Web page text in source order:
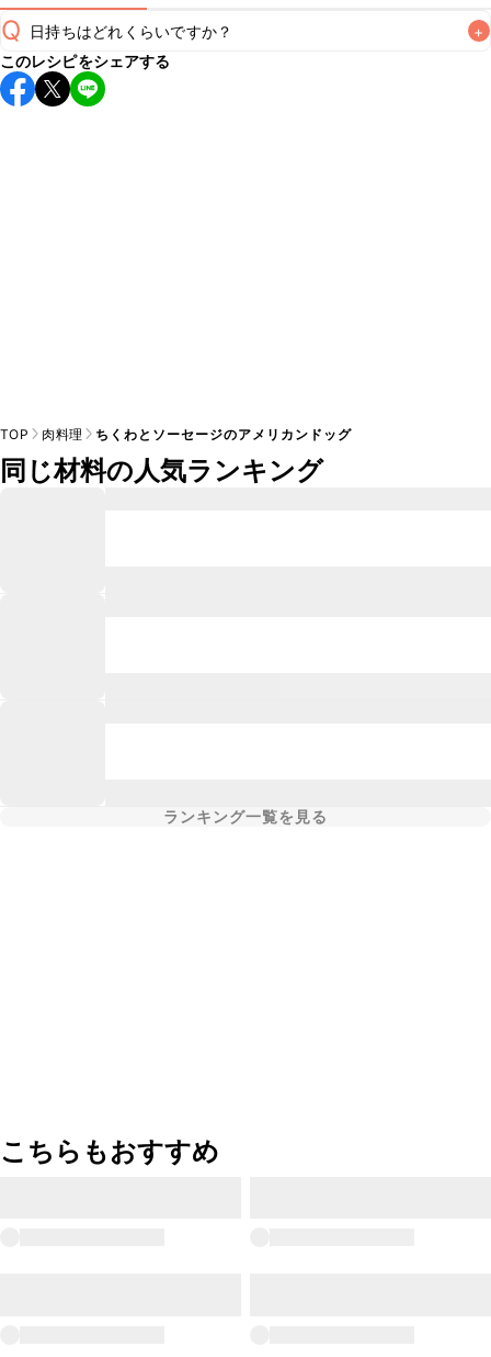
Q 日持ちはどれくらいですか？ +
保存期間は冷蔵で翌日中が目安です。なるべくお早めにお召
し上がりください。
このレシピをシェアする
TOP 肉料理 ちくわとソーセージのアメリカンドッグ
同じ材料の人気ランキング
ランキング一覧を見る
こちらもおすすめ